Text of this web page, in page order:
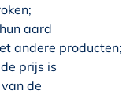
aard
andere producten;
prijs is
de